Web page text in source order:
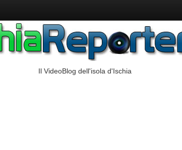
Il VideoBlog dell'isola d'Ischia